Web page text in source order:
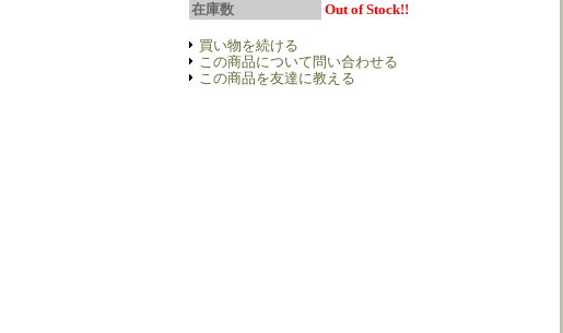
在庫数
Out of Stock!!
買い物を続ける
この商品について問い合わせる
この商品を友達に教える